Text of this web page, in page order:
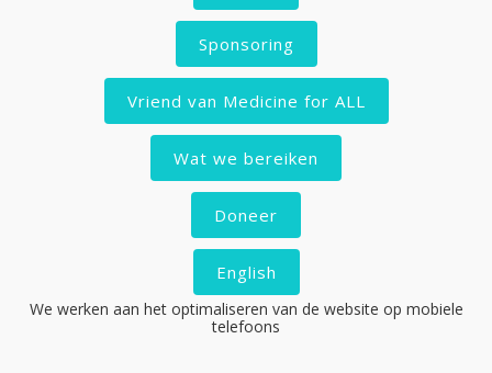
Sponsoring
Vriend van Medicine for ALL
Wat we bereiken
Doneer
English
We werken aan het optimaliseren van de website op mobiele
telefoons